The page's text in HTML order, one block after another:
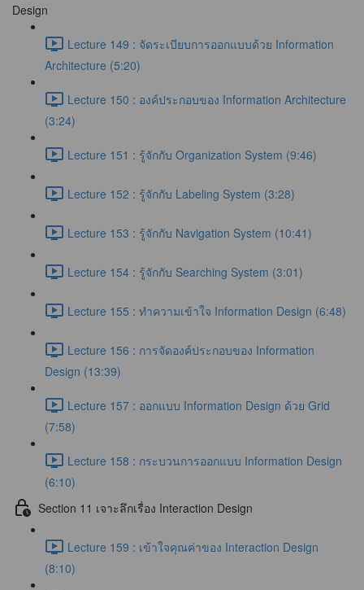
Design
Lecture 149 : จัดระเบียบการออกแบบด้วย Information
Architecture (5:20)
Lecture 150 : องค์ประกอบของ Information Architecture
(3:24)
Lecture 151 : รู้จักกับ Organization System (9:46)
Lecture 152 : รู้จักกับ Labeling System (3:28)
Lecture 153 : รู้จักกับ Navigation System (10:41)
Lecture 154 : รู้จักกับ Searching System (3:01)
Lecture 155 : ทำความเข้าใจ Information Design (6:48)
Lecture 156 : การจัดองค์ประกอบของ Information
Design (13:39)
Lecture 157 : ออกแบบ Information Design ด้วย Grid
(7:58)
Lecture 158 : กระบวนการออกแบบ Information Design
(6:10)
Section 11 เจาะลึกเรื่อง Interaction Design
Lecture 159 : เข้าใจคุณค่าของ Interaction Design
(8:10)